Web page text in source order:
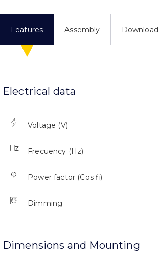
Features Assembly Download
Electrical data
Voltage (V)
Frecuency (Hz)
Power factor (Cos fi)
Dimming
Dimensions and Mounting